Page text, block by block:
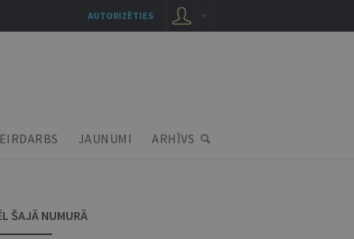
JAUNUMI ARHĪVS
ŠAJĀ NUMURĀ
AUTORIZĒTIES